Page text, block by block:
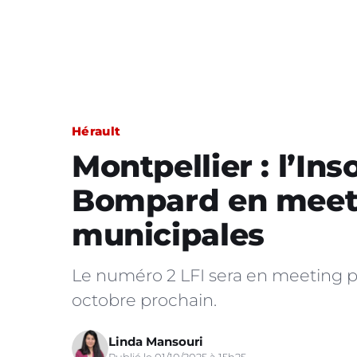
Hérault
Montpellier :
Bompard en
municipales
Le numéro 2 LFI sera en meeting
octobre prochain.
Linda Mansouri